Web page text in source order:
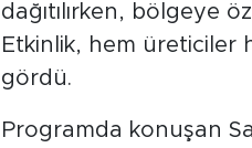
dağıtılırken, bölgeye
Etkinlik, hem üreticiler
gördü.
Programda konuşan